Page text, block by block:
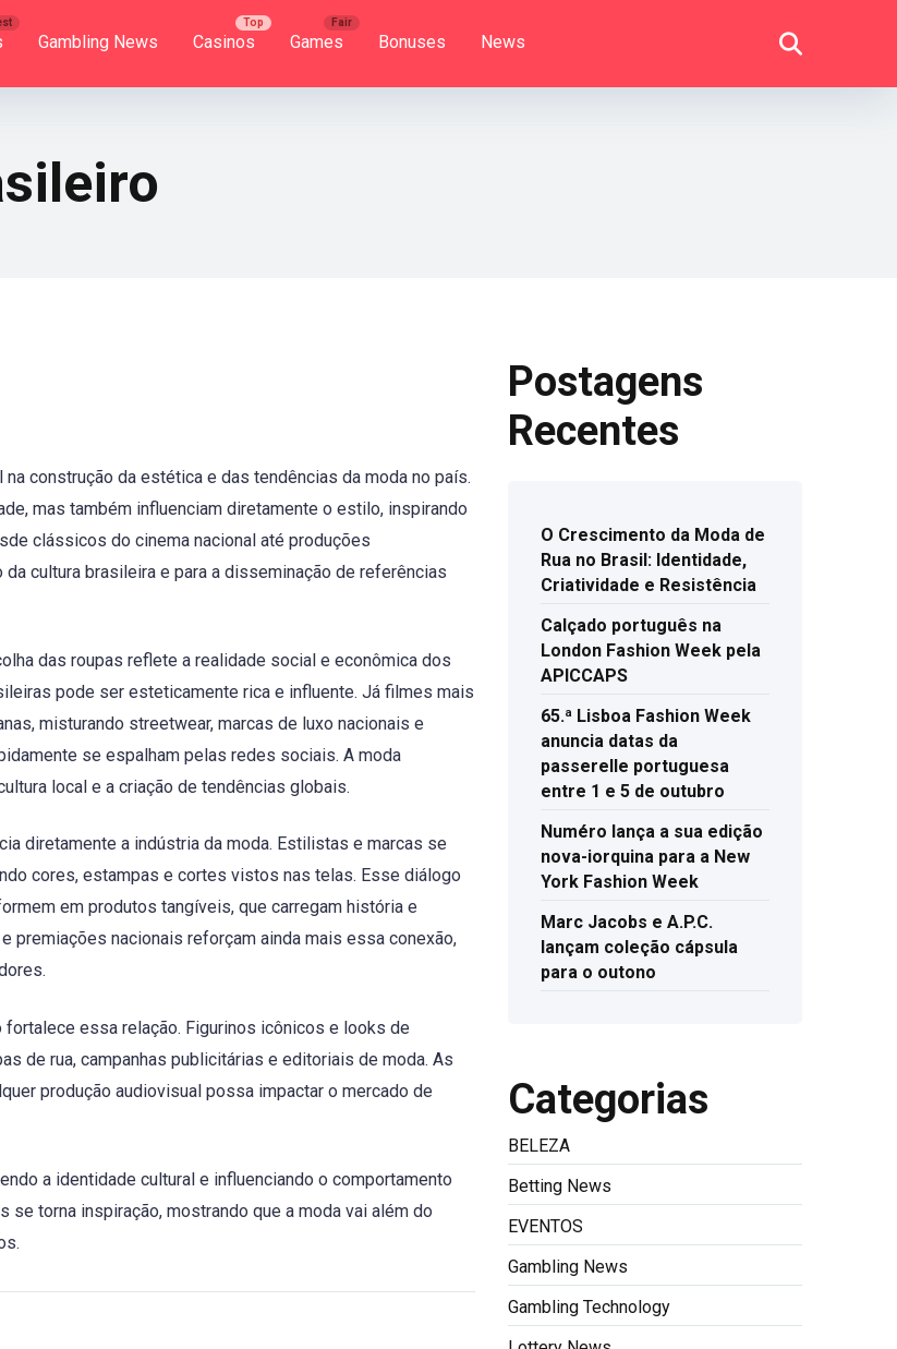
Gambling News Casinos Games Bonuses News
construção da estética e das tendências da moda no país.
mas também influenciam diretamente o estilo, inspirando
clássicos do cinema nacional até produções
cultura brasileira e para a disseminação de referências
das roupas reflete a realidade social e econômica dos
pode ser esteticamente rica e influente. Já filmes mais
misturando streetwear, marcas de luxo nacionais e
se espalham pelas redes sociais. A moda
local e a criação de tendências globais.
diretamente a indústria da moda. Estilistas e marcas se
cores, estampas e cortes vistos nas telas. Esse diálogo
em produtos tangíveis, que carregam história e
premiações nacionais reforçam ainda mais essa conexão,
essa relação. Figurinos icônicos e looks de
de rua, campanhas publicitárias e editoriais de moda. As
produção audiovisual possa impactar o mercado de
a identidade cultural e influenciando o comportamento
torna inspiração, mostrando que a moda vai além do
Postagens
Recentes
O Crescimento da Moda de
Rua no Brasil: Identidade,
Criatividade e Resistência
Calçado português na
London Fashion Week pela
APICCAPS
65.ª Lisboa Fashion Week
anuncia datas da
passerelle portuguesa
entre 1 e 5 de outubro
Numéro lança a sua edição
nova-iorquina para a New
York Fashion Week
Marc Jacobs e A.P.C.
lançam coleção cápsula
para o outono
Categorias
BELEZA
Betting News
EVENTOS
Gambling News
Gambling Technology